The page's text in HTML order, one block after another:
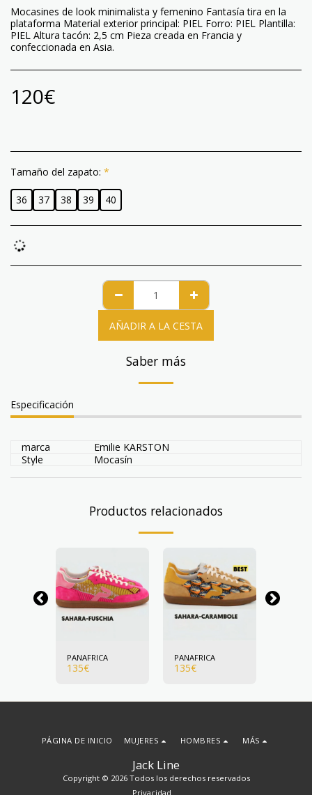
Mocasines de look minimalista y femenino Fantasía tira en la
plataforma Material exterior principal: PIEL Forro: PIEL Plantilla:
PIEL Altura tacón: 2,5 cm Pieza creada en Francia y
confeccionada en Asia.
120€
Tamaño del zapato: *
36 37 38 39 40
AÑADIR A LA CESTA
Saber más
Especificación
marca
Emilie KARSTON
Style
Mocasín
Productos relacionados
PANAFRICA
135€
PANAFRICA
135€
Jack Line
Copyright © 2026 Todos los derechos reservados
Privacidad
PÁGINA DE INICIO MUJERES HOMBRES MÁS